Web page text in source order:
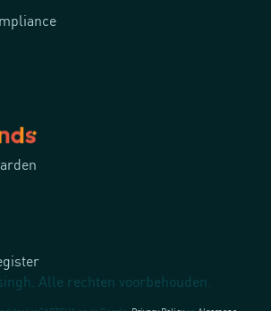
Alle rechten voorbehouden.